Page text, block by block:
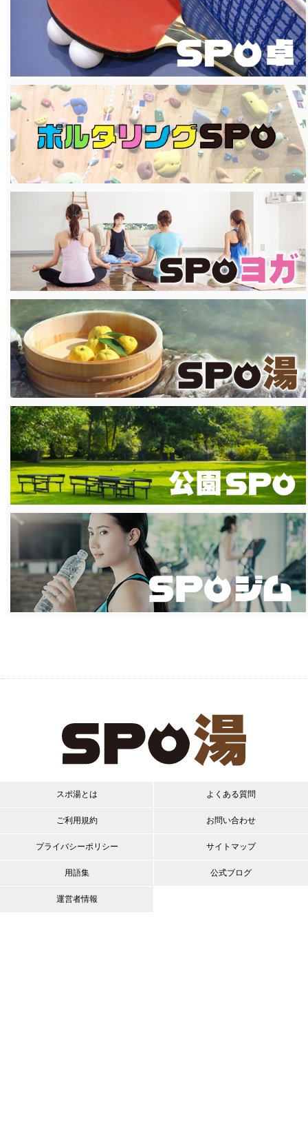
スポ湯とは
ご利用規約
プライバシーポリシー
用語集
運営者情報
よくある質問
お問い合わせ
サイトマップ
公式ブログ